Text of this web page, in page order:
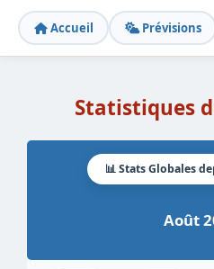
Accueil Prévisions
Statistiques
📊 Stats Globales
Août